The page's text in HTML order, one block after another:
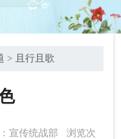
> 且行且歌
宣传统战部
浏览次